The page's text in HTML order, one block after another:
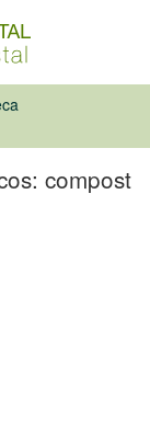
compost